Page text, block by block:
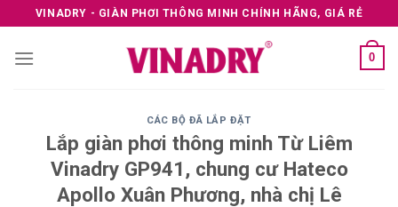
to
content
VINADRY - GIÀN PHƠI THÔNG MINH CHÍNH HÃNG, GIÁ RẺ
0
CÁC BỘ ĐÃ LẮP ĐẶT
Lắp giàn phơi thông minh Từ Liêm
Vinadry GP941, chung cư Hateco
Apollo Xuân Phương, nhà chị Lê